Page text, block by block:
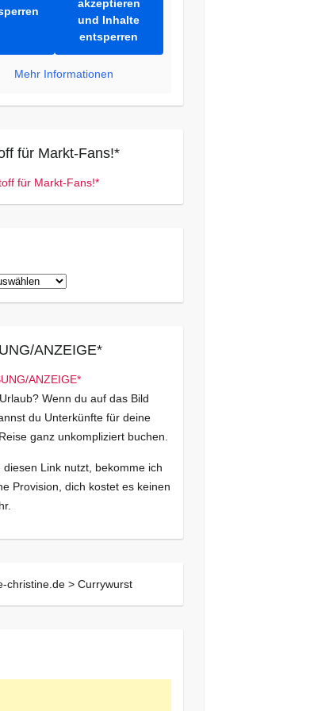
akzeptieren
und Inhalte
entsperren
Mehr Informationen
für Markt-Fans!*
ANZEIGE*
Wenn du auf das Bild
du Unterkünfte für deine
ganz unkompliziert buchen.
diesen Link nutzt, bekomme ich
Provision, dich kostet es keinen
christine.de > Currywurst